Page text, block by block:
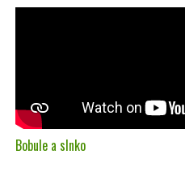
Bobule a slnko